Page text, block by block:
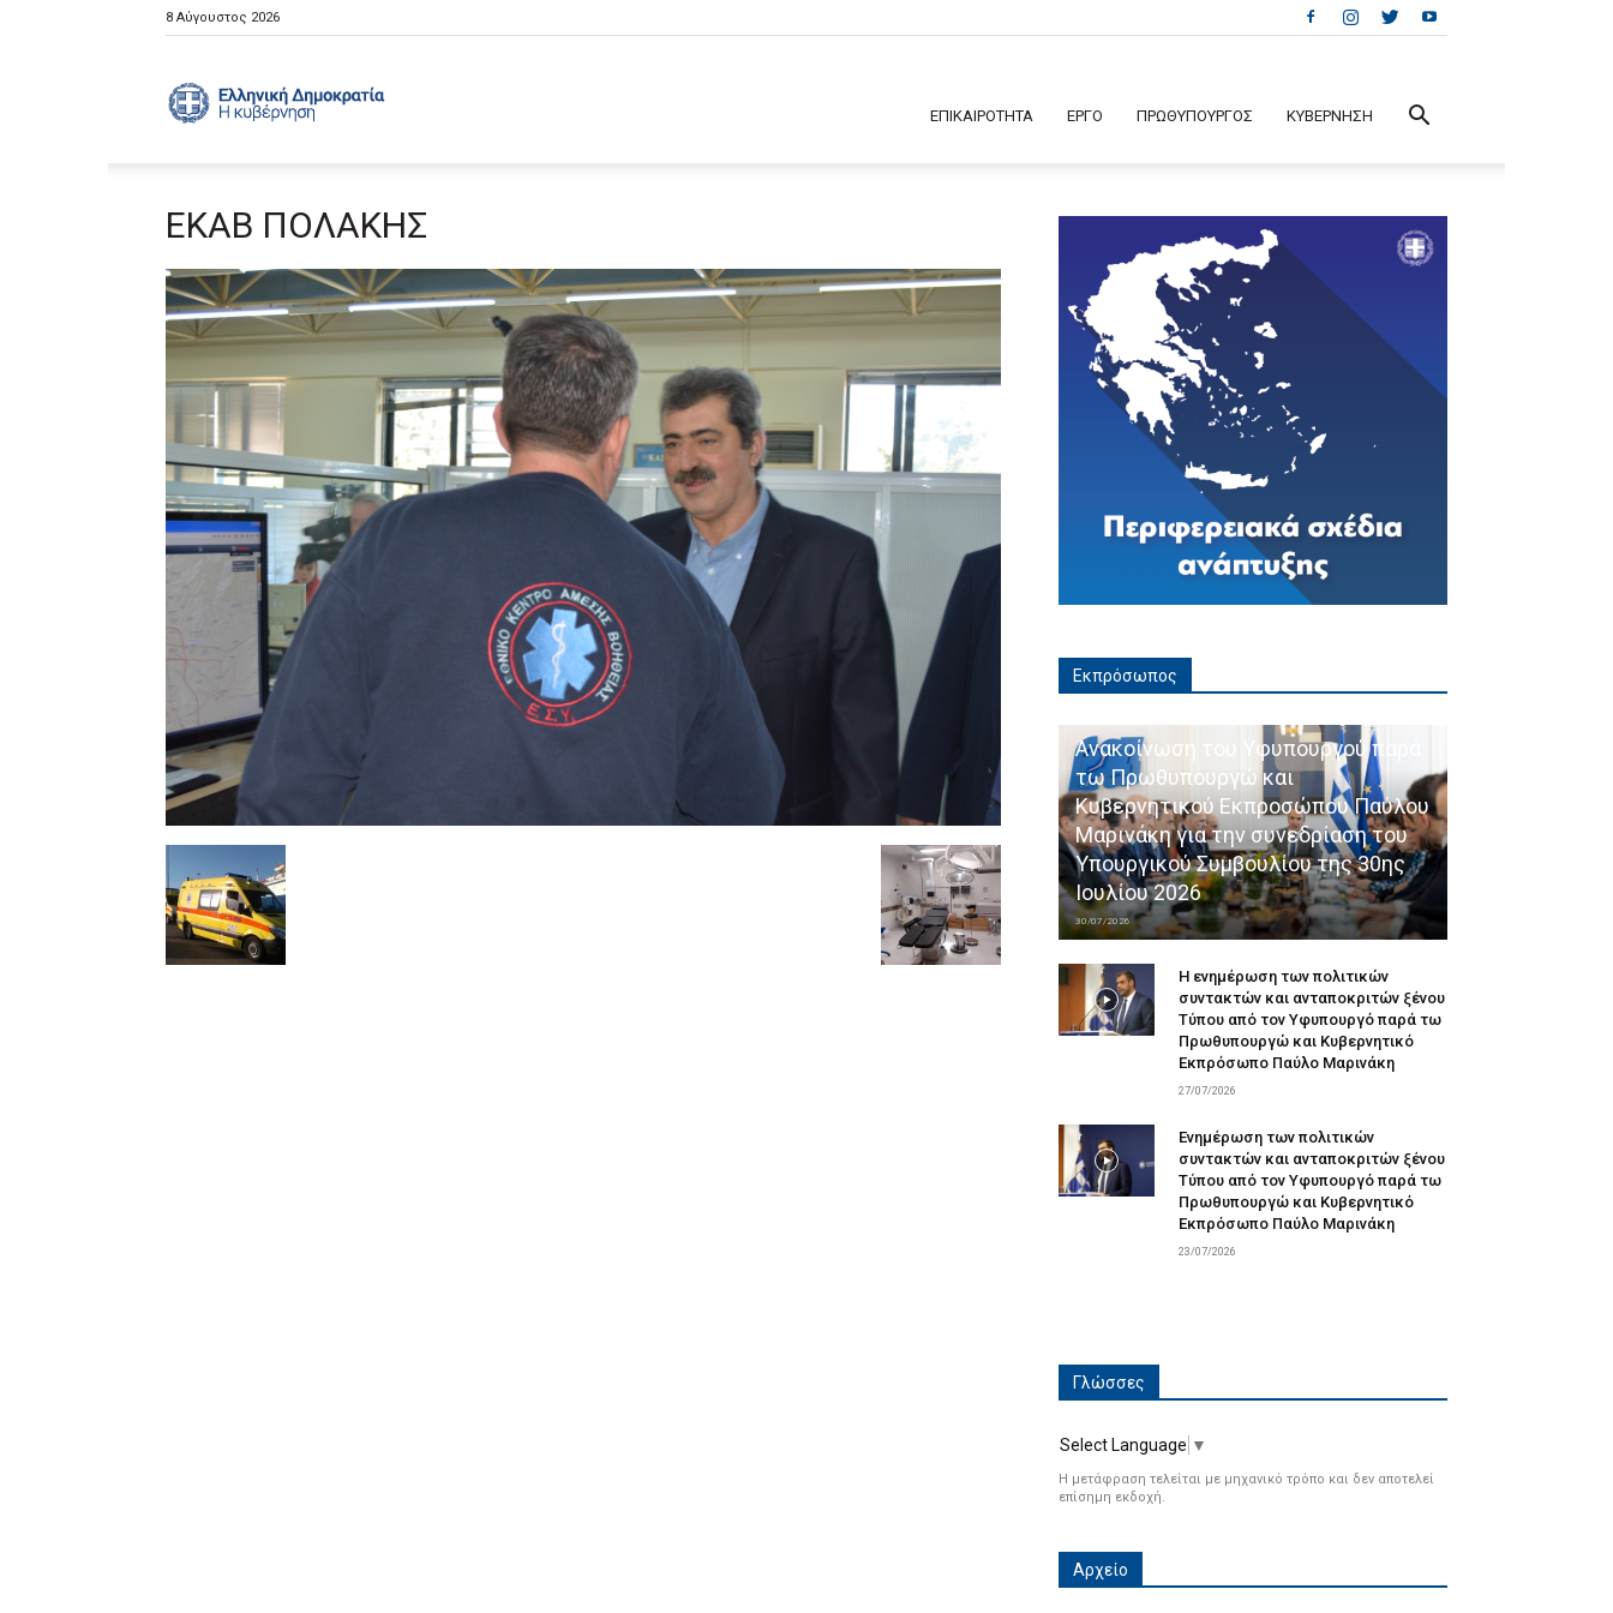
8 Αύγουστος 2026
Κυβέρνηση
ΕΠΙΚΑΙΡΟΤΗΤΑ ΕΡΓΟ ΠΡΩΘΥΠΟΥΡΓΟΣ ΚΥΒΕΡΝΗΣΗ
ΕΚΑΒ ΠΟΛΑΚΗΣ
Εκπρόσωπος
Ανακοίνωση του Υφυπουργού παρά
τω Πρωθυπουργώ και
Κυβερνητικού Εκπροσώπου Παύλου
Μαρινάκη για την συνεδρίαση του
Υπουργικού Συμβουλίου της 30ης
Ιουλίου 2026
30/07/2026
Η ενημέρωση των πολιτικών
συντακτών και ανταποκριτών ξένου
Τύπου από τον Υφυπουργό παρά τω
Πρωθυπουργώ και Κυβερνητικό
Εκπρόσωπο Παύλο Μαρινάκη
27/07/2026
Ενημέρωση των πολιτικών
συντακτών και ανταποκριτών ξένου
Τύπου από τον Υφυπουργό παρά τω
Πρωθυπουργώ και Κυβερνητικό
Εκπρόσωπο Παύλο Μαρινάκη
23/07/2026
Γλώσσες
Select Language ▼
Η μετάφραση τελείται με μηχανικό τρόπο και δεν αποτελεί
επίσημη εκδοχή.
Αρχείο